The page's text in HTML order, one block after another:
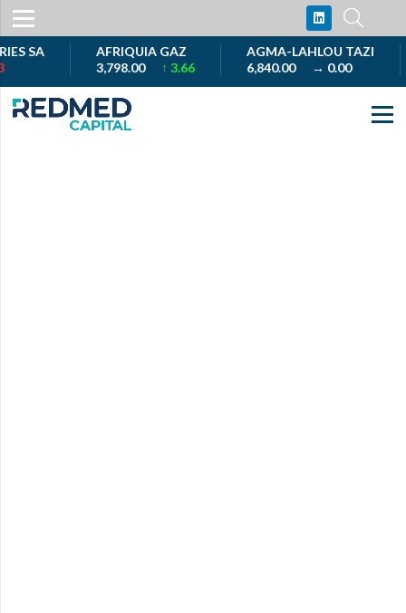
SA
AFRIQUIA GAZ
3,798.00↑ 3.66
AGMA-LAHLOU TAZI
6,840.00→ 0.00